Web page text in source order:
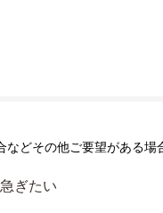
どその他ご要望がある場
急ぎたい